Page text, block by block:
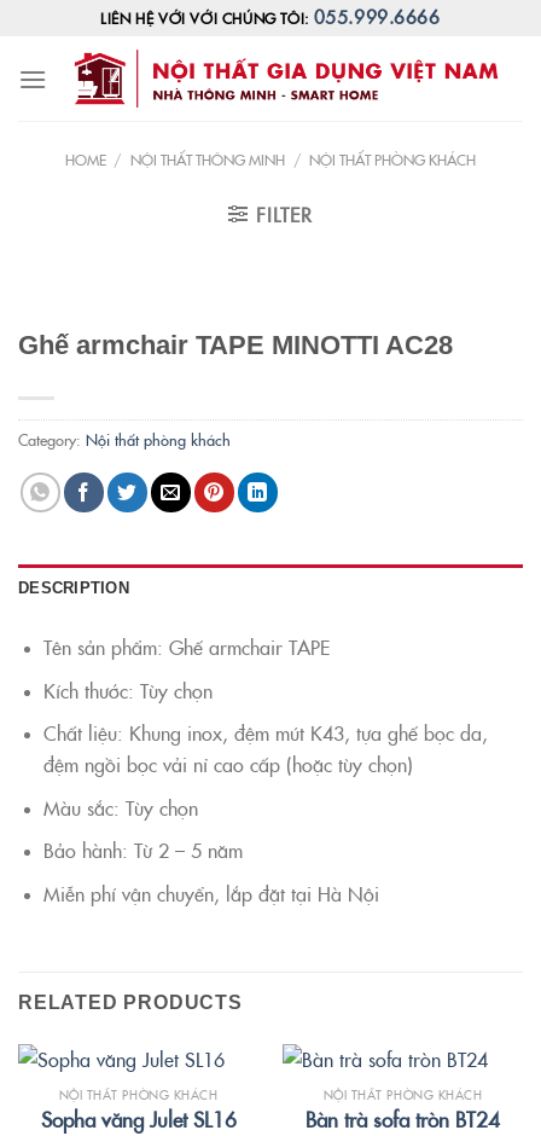
content
LIÊN HỆ VỚI VỚI CHÚNG TÔI: 055.999.6666
HOME / NỘI THẤT THÔNG MINH / NỘI THẤT PHÒNG KHÁCH
FILTER
Ghế armchair TAPE MINOTTI AC28
Category: Nội thất phòng khách
DESCRIPTION
Tên sản phẩm: Ghế armchair TAPE
Kích thước: Tùy chọn
Chất liệu: Khung inox, đệm mút K43, tựa ghế bọc da,
đệm ngồi bọc vải nỉ cao cấp (hoặc tùy chọn)
Màu sắc: Tùy chọn
Bảo hành: Từ 2 – 5 năm
Miễn phí vận chuyển, lắp đặt tại Hà Nội
RELATED PRODUCTS
NỘI THẤT PHÒNG KHÁCH
Sopha văng Julet SL16
NỘI THẤT PHÒNG KHÁCH
Bàn trà sofa tròn BT24